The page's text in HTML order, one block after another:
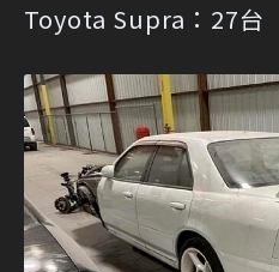
Toyota Supra：27台